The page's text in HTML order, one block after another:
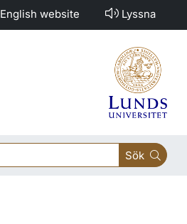
English website Lyssna
Sök